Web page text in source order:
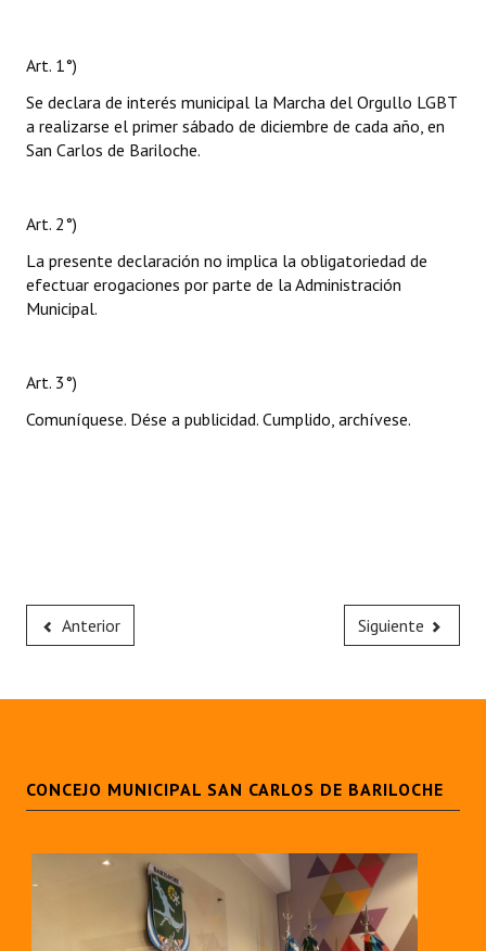
Art. 1°)
Se declara de interés municipal la Marcha del Orgullo LGBT
a realizarse el primer sábado de diciembre de cada año, en
San Carlos de Bariloche.
Art. 2°)
La presente declaración no implica la obligatoriedad de
efectuar erogaciones por parte de la Administración
Municipal.
Art. 3°)
Comuníquese. Dése a publicidad. Cumplido, archívese.
Anterior Siguiente
CONCEJO MUNICIPAL SAN CARLOS DE BARILOCHE